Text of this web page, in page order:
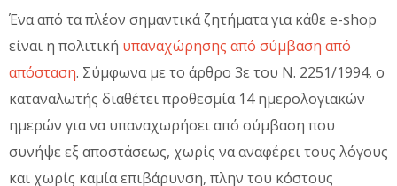
Ένα από τα πλέον σημαντικά ζητήματα για κάθε e-shop
είναι η πολιτική υπαναχώρησης από σύμβαση από
απόσταση. Σύμφωνα με το άρθρο 3ε του Ν. 2251/1994, ο
καταναλωτής διαθέτει προθεσμία 14 ημερολογιακών
ημερών για να υπαναχωρήσει από σύμβαση που
συνήψε εξ αποστάσεως, χωρίς να αναφέρει τους λόγους
και χωρίς καμία επιβάρυνση, πλην του κόστους